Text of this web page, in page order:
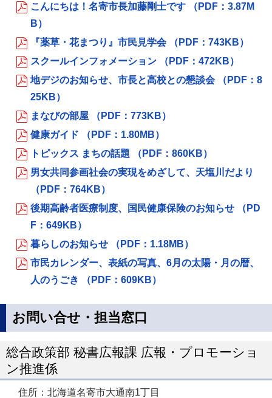
こんにちは！名寄市長加藤剛士です （PDF：3.87M
B）
『薬草・花まつり』市民見学会 （PDF：743KB）
スクールインフォメーション （PDF：472KB）
地デジのお知らせ、市長と高校との懇談会 （PDF：8
25KB）
まなびの部屋 （PDF：773KB）
健康ガイド （PDF：1.80MB）
トピックス まちの話題 （PDF：860KB）
男女共同参画社会の実現をめざして、天塩川だより
（PDF：764KB）
後期高齢者医療制度、国民健康保険のお知らせ （PD
F：649KB）
暮らしのお知らせ （PDF：1.18MB）
市民カレンダー、表紙の写真、6月の太陽・月の暦、
人のうごき （PDF：609KB）
お問い合せ・担当窓口
総合政策部 秘書広報課 広報・プロモーショ
ン推進係
住所：北海道名寄市大通南1丁目